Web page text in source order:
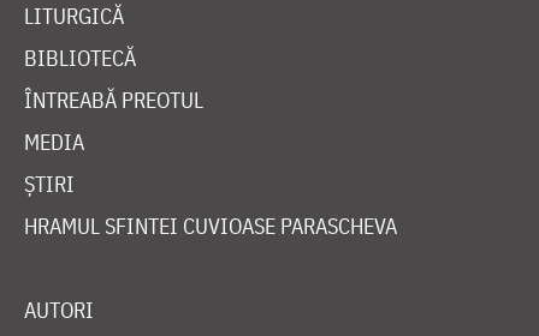
LITURGICĂ
BIBLIOTECĂ
ÎNTREABĂ PREOTUL
MEDIA
ȘTIRI
HRAMUL SFINTEI CUVIOASE PARASCHEVA
AUTORI